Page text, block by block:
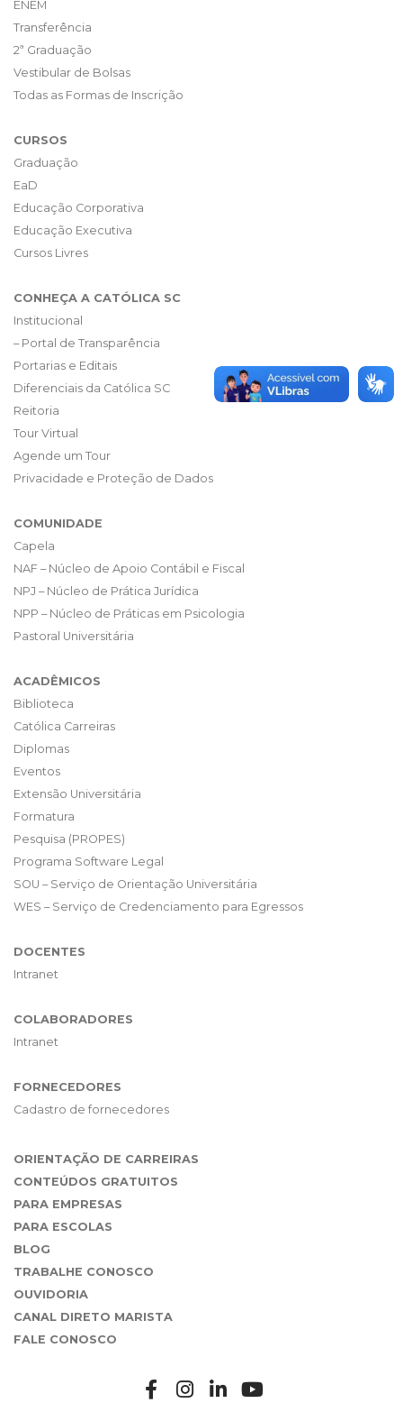
ENEM
Transferência
2ª Graduação
Vestibular de Bolsas
Todas as Formas de Inscrição
CURSOS
Graduação
EaD
Educação Corporativa
Educação Executiva
Cursos Livres
CONHEÇA A CATÓLICA SC
Institucional
– Portal de Transparência
Portarias e Editais
Diferenciais da Católica SC
Reitoria
Tour Virtual
Agende um Tour
Privacidade e Proteção de Dados
COMUNIDADE
Capela
NAF – Núcleo de Apoio Contábil e Fiscal
NPJ – Núcleo de Prática Jurídica
NPP – Núcleo de Práticas em Psicologia
Pastoral Universitária
ACADÊMICOS
Biblioteca
Católica Carreiras
Diplomas
Eventos
Extensão Universitária
Formatura
Pesquisa (PROPES)
Programa Software Legal
SOU – Serviço de Orientação Universitária
WES – Serviço de Credenciamento para Egressos
DOCENTES
Intranet
COLABORADORES
Intranet
FORNECEDORES
Cadastro de fornecedores
ORIENTAÇÃO DE CARREIRAS
CONTEÚDOS GRATUITOS
PARA EMPRESAS
PARA ESCOLAS
BLOG
TRABALHE CONOSCO
OUVIDORIA
CANAL DIRETO MARISTA
FALE CONOSCO